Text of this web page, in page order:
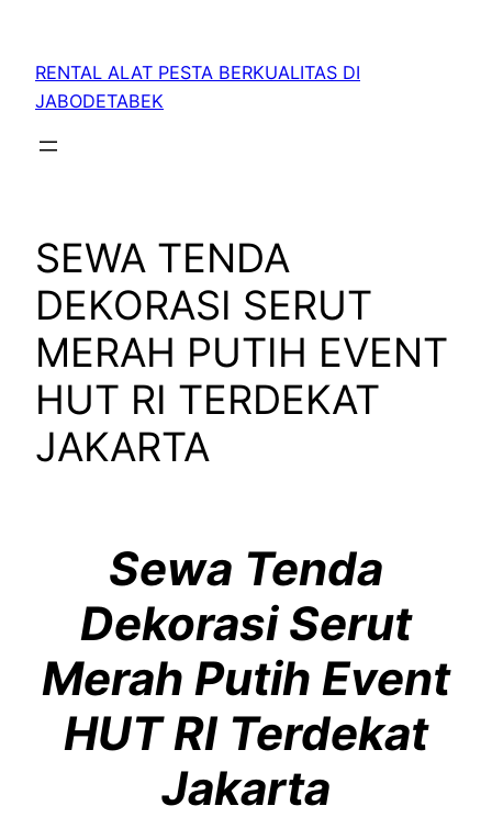
RENTAL ALAT PESTA BERKUALITAS DI
JABODETABEK
SEWA TENDA
DEKORASI SERUT
MERAH PUTIH EVENT
HUT RI TERDEKAT
JAKARTA
Sewa Tenda
Dekorasi Serut
Merah Putih Event
HUT RI Terdekat
Jakarta